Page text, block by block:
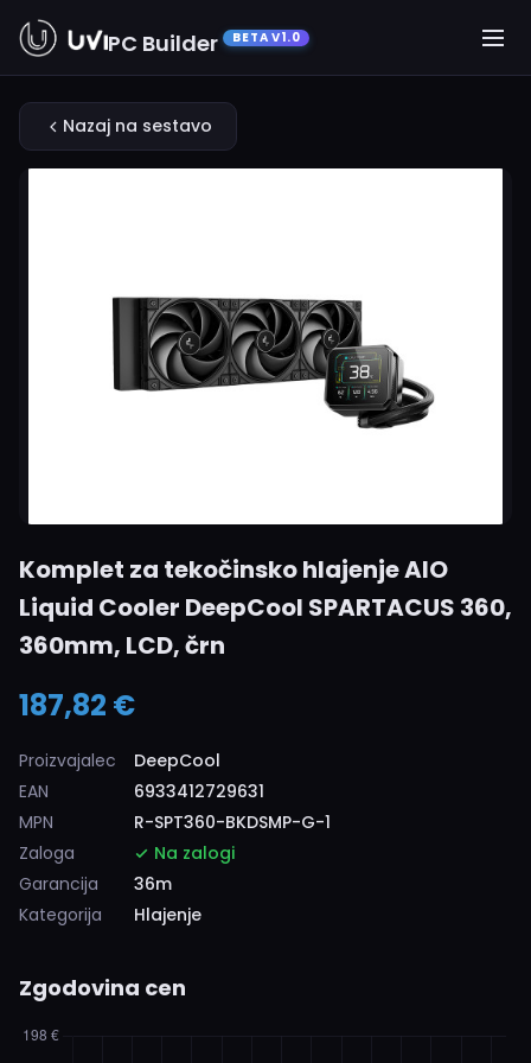
PC Builder BETA V1.0
Nazaj na sestavo
Komplet za tekočinsko hlajenje AIO
Liquid Cooler DeepCool SPARTACUS 360,
360mm, LCD, črn
187,82 €
Proizvajalec
DeepCool
EAN
6933412729631
MPN
R-SPT360-BKDSMP-G-1
Zaloga
Na zalogi
Garancija
36m
Kategorija
Hlajenje
Zgodovina cen